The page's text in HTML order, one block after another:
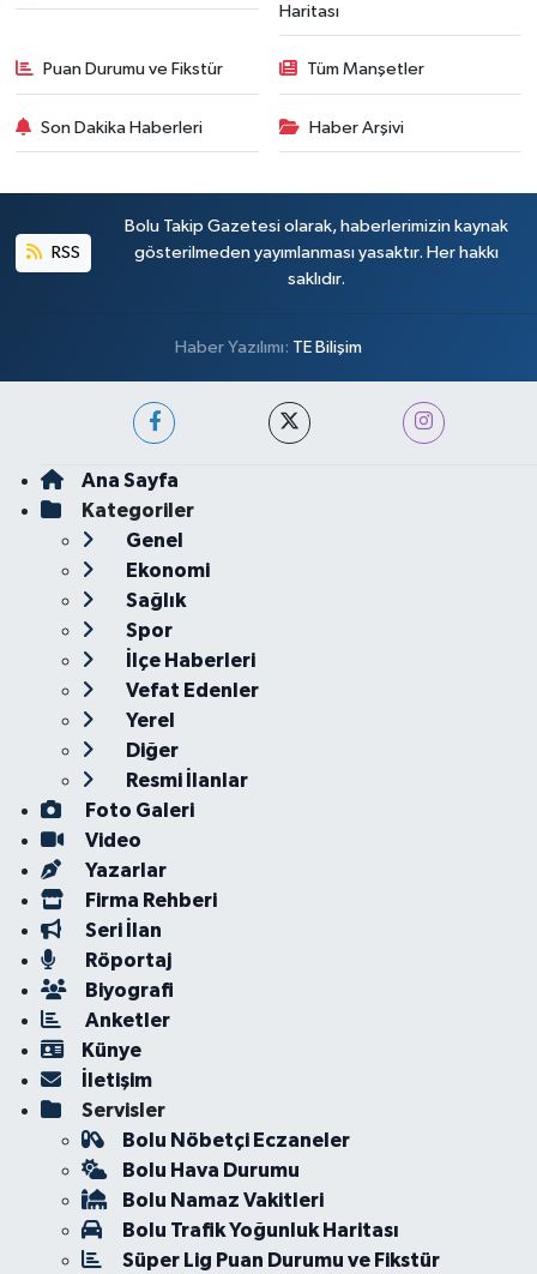
Haritası
Puan Durumu ve Fikstür Tüm Manşetler
Son Dakika Haberleri Haber Arşivi
RSS
Bolu Takip Gazetesi olarak, haberlerimizin kaynak
gösterilmeden yayımlanması yasaktır. Her hakkı
saklıdır.
Haber Yazılımı: TE Bilişim
Ana Sayfa
Kategoriler
Genel
Ekonomi
Sağlık
Spor
İlçe Haberleri
Vefat Edenler
Yerel
Diğer
Resmi İlanlar
Foto Galeri
Video
Yazarlar
Firma Rehberi
Seri İlan
Röportaj
Biyografi
Anketler
Künye
İletişim
Servisler
Bolu Nöbetçi Eczaneler
Bolu Hava Durumu
Bolu Namaz Vakitleri
Bolu Trafik Yoğunluk Haritası
Süper Lig Puan Durumu ve Fikstür